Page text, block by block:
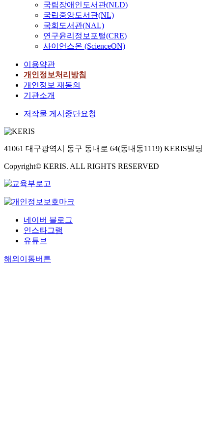
국립장애인도서관(NLD)
국립중앙도서관(NL)
국회도서관(NAL)
연구윤리정보포털(CRE)
사이언스온 (ScienceON)
이용약관
개인정보처리방침
개인정보 재동의
기관소개
저작물 게시중단요청
41061 대구광역시 동구 동내로 64(동내동1119) KERIS빌딩
Copyright© KERIS. ALL RIGHTS RESERVED
네이버 블로그
인스타그램
유튜브
해외이동버튼